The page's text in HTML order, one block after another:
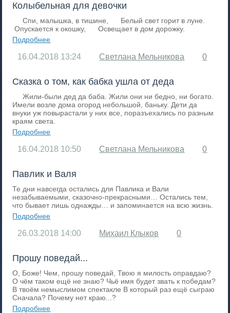
Колыбельная для девочки
Спи, малышка, в тишине, Белый свет горит в луне.
Опускается к окошку, Освещает в дом дорожку.
Подробнее
16.04.2018 13:24 Светлана Мельникова 0
Сказка о том, как бабка ушла от деда
Жили-были дед да баба. Жили они ни бедно, ни богато.
Имели возле дома огород небольшой, баньку. Дети да
внуки уж повырастали у них все, поразъехались по разным
краям света.
Подробнее
16.04.2018 10:50 Светлана Мельникова 0
Павлик и Валя
Те дни навсегда остались для Павлика и Вали
незабываемыми, сказочно-прекрасными… Остались тем,
что бывает лишь однажды… и запоминается на всю жизнь.
Подробнее
26.03.2018 14:00 Михаил Клыков 0
Прошу поведай...
О, Боже! Чем, прошу поведай, Твою я милость оправдаю?
О чём таком ещё не знаю? Чьё имя будет звать к победам?
В твоём немыслимом спектакле В который раз ещё сыграю
Сначала? Почему нет краю...?
Подробнее